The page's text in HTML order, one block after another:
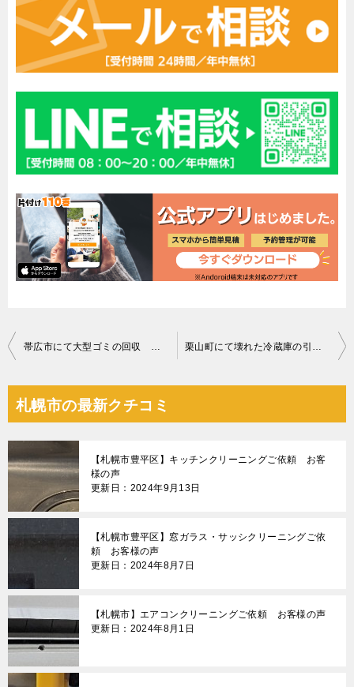
投
ナ
ビ
ゲ
ー
ョ
ン
帯広市にて大型ゴミの回収 お客様の声 栗山町にて壊れた冷蔵庫の引き取り お客様の声
札幌市の最新クチコミ
【札幌市豊平区】キッチンクリーニングご依頼 お客
様の声
更新日：2024年9月13日
【札幌市豊平区】窓ガラス・サッシクリーニングご依
頼 お客様の声
更新日：2024年8月7日
【札幌市】エアコンクリーニングご依頼 お客様の声
更新日：2024年8月1日